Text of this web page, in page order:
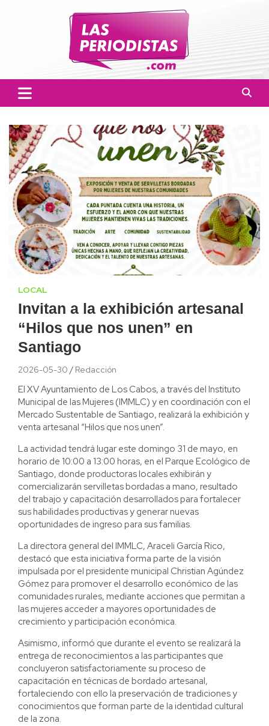
Las Periodistas
informado a la población.
LOCAL
Invitan a la exhibición artesanal
“Hilos que nos unen” en
Santiago
2026-05-30 Redacción
El XV Ayuntamiento de Los Cabos, a través del Instituto
Municipal de las Mujeres (IMMLC) y en coordinación con el
Mercado Sustentable de Santiago, realizará la exhibición y
venta artesanal “Hilos que nos unen”.
La actividad tendrá lugar este domingo 31 de mayo, en
horario de 10:00 a 13:00 horas, en el Parque Ecológico de
Santiago, donde productoras locales exhibirán y
comercializarán servilletas bordadas a mano, resultado
del trabajo y capacitación desarrollados para fortalecer
sus habilidades productivas y generar nuevas
oportunidades de ingreso para sus familias.
La directora general del IMMLC, Araceli García Rico,
destacó que esta iniciativa forma parte de la visión
impulsada por el presidente municipal Christian Agúndez
Gómez para promover el desarrollo económico de las
comunidades rurales, mediante acciones que permitan a
las mujeres acceder a mayores oportunidades de
crecimiento y participación económica.
Asimismo, informó que durante el evento se realizará la
entrega de reconocimientos a las participantes que
concluyeron satisfactoriamente su proceso de
capacitación en técnicas de bordado artesanal,
fortaleciendo con ello la preservación de tradiciones y
conocimientos que forman parte de la identidad cultural
de la zona.